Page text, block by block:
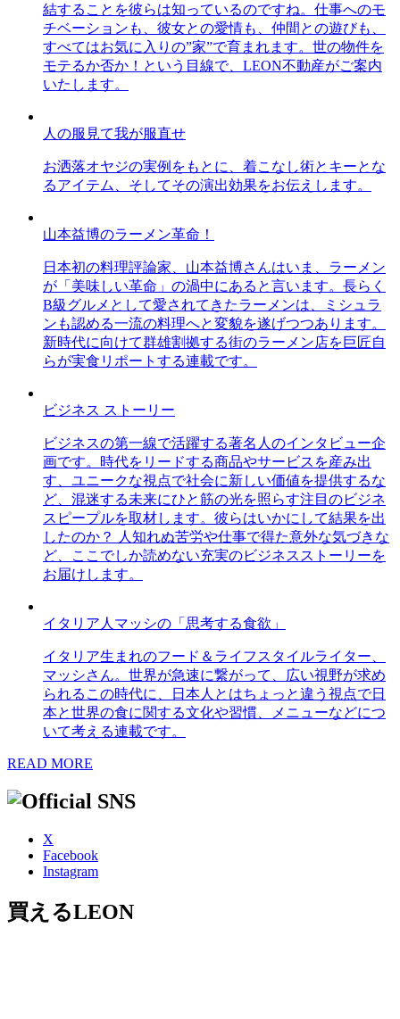
結することを彼らは知っているのですね。仕事へのモ
チベーションも、彼女との愛情も、仲間との遊びも、
すべてはお気に入りの”家”で育まれます。世の物件を
モテるか否か！という目線で、LEON不動産がご案内
いたします。
人の服見て我が服直せ
お洒落オヤジの実例をもとに、着こなし術とキーとな
るアイテム、そしてその演出効果をお伝えします。
山本益博のラーメン革命！
日本初の料理評論家、山本益博さんはいま、ラーメン
が「美味しい革命」の渦中にあると言います。長らく
B級グルメとして愛されてきたラーメンは、ミシュラ
ンも認める一流の料理へと変貌を遂げつつあります。
新時代に向けて群雄割拠する街のラーメン店を巨匠自
らが実食リポートする連載です。
ビジネス ストーリー
ビジネスの第一線で活躍する著名人のインタビュー企
画です。時代をリードする商品やサービスを産み出
す、ユニークな視点で社会に新しい価値を提供するな
ど、混迷する未来にひと筋の光を照らす注目のビジネ
スピープルを取材します。彼らはいかにして結果を出
したのか？ 人知れぬ苦労や仕事で得た意外な気づきな
ど、ここでしか読めない充実のビジネスストーリーを
お届けします。
イタリア人マッシの「思考する食欲」
イタリア生まれのフード＆ライフスタイルライター、
マッシさん。世界が急速に繋がって、広い視野が求め
られるこの時代に、日本人とはちょっと違う視点で日
本と世界の食に関する文化や習慣、メニューなどにつ
いて考える連載です。
READ MORE
X
Facebook
Instagram
買えるLEON